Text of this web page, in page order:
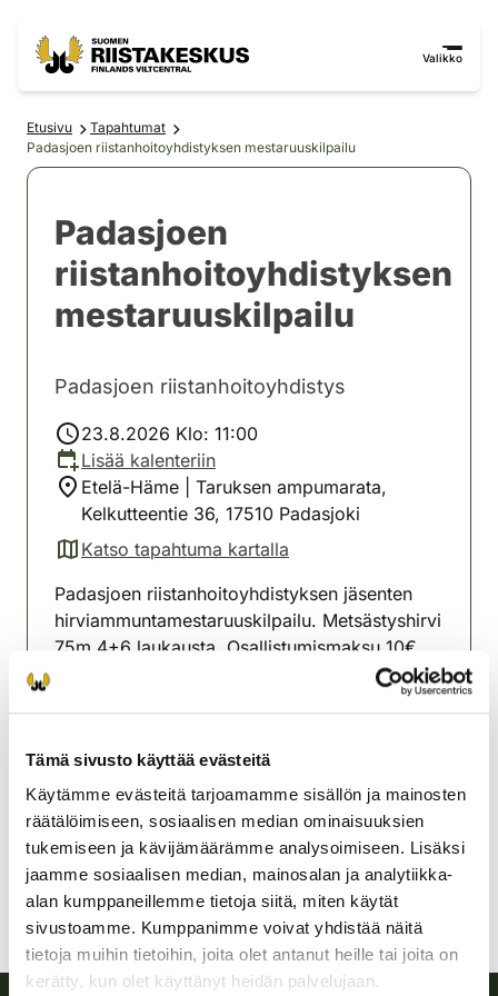
Tämä sivusto käyttää evästeitä
Käytämme evästeitä tarjoamamme sisällön ja mainosten
räätälöimiseen, sosiaalisen median ominaisuuksien
tukemiseen ja kävijämäärämme analysoimiseen. Lisäksi
jaamme sosiaalisen median, mainosalan ja analytiikka-
alan kumppaneillemme tietoja siitä, miten käytät
sivustoamme. Kumppanimme voivat yhdistää näitä
tietoja muihin tietoihin, joita olet antanut heille tai joita on
kerätty, kun olet käyttänyt heidän palvelujaan.
Valikko
Etusivu
Tapahtumat
Padasjoen riistanhoitoyhdistyksen mestaruuskilpailu
Padasjoen
riistanhoitoyhdistyksen
mestaruuskilpailu
Padasjoen riistanhoitoyhdistys
23.8.2026 Klo: 11:00
Lisää kalenteriin
Etelä-Häme | Taruksen ampumarata,
Kelkutteentie 36, 17510 Padasjoki
Katso tapahtuma kartalla
(avautuu uuteen välilehteen)
Padasjoen riistanhoitoyhdistyksen jäsenten
hirviammuntamestaruuskilpailu. Metsästyshirvi
75m 4+6 laukausta. Osallistumismaksu 10€,
maksutapa käteinen. Ilmoittautumisaika klo.
Padasjoen riistanhoitoyhdistys
0400 254 537
padasjoki@rhy.riista.fi